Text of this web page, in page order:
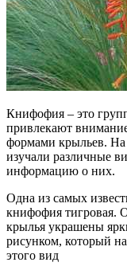
Книфофия – это
привлекают
формами крыльев. На
изучали различные
информацию о них.
Одна из самых
книфофия тигровая.
крылья украшены
рисунком, который
этого вид